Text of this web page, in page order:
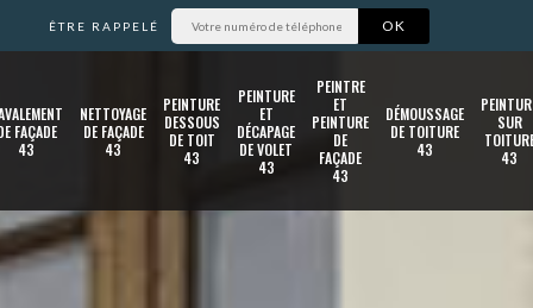
ÊTRE RAPPELÉ
FAÇADE
43
NETTOYAGE
DE FAÇADE
43
PEINTURE
DESSOUS
DE TOIT
43
PEINTURE
ET
DÉCAPAGE
DE VOLET
43
PEINTRE
ET
PEINTURE
DE
FAÇADE
43
DÉMOUSSAGE
DE TOITURE
43
SUR
43